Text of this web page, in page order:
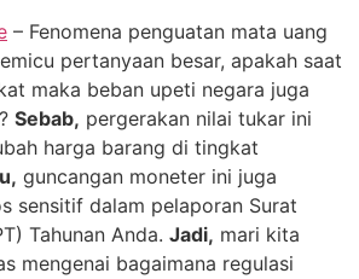
– Fenomena penguatan mata uang
pertanyaan besar, apakah saat
maka beban upeti negara juga
Sebab, pergerakan nilai tukar ini
harga barang di tingkat
guncangan moneter ini juga
sensitif dalam pelaporan Surat
Tahunan Anda. Jadi, mari kita
mengenai bagaimana regulasi